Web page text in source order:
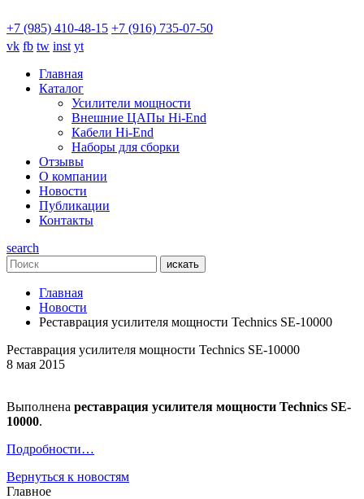
+7 (985) 410-48-15 +7 (916) 735-07-50
vk fb tw inst yt
Главная
Каталог
Усилители мощности
Внешние ЦАПы Hi-End
Кабели Hi-End
Наборы для сборки
Отзывы
О компании
Новости
Публикации
Контакты
search
искать
Главная
Новости
Реставрация усилителя мощности Technics SE-10000
Реставрация усилителя мощности Technics SE-10000
8 мая 2015
Выполнена реставрация усилителя мощности Technics SE-
10000.
Подробности…
Вернуться к новостям
Главное